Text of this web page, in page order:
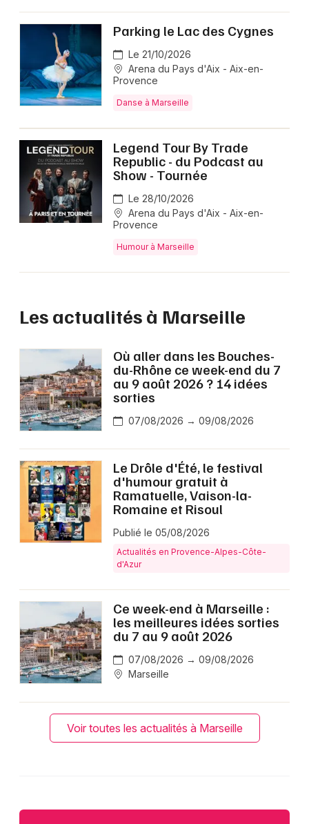
Parking le Lac des Cygnes
Le 21/10/2026
Arena du Pays d'Aix - Aix-en-
Provence
Danse à Marseille
Legend Tour By Trade
Republic - du Podcast au
Show - Tournée
Le 28/10/2026
Arena du Pays d'Aix - Aix-en-
Provence
Humour à Marseille
Les actualités à Marseille
Où aller dans les Bouches-
du-Rhône ce week-end du 7
au 9 août 2026 ? 14 idées
sorties
07/08/2026 → 09/08/2026
Le Drôle d'Été, le festival
d'humour gratuit à
Ramatuelle, Vaison-la-
Romaine et Risoul
Publié le 05/08/2026
Actualités en Provence-Alpes-Côte-
d'Azur
Ce week-end à Marseille :
les meilleures idées sorties
du 7 au 9 août 2026
07/08/2026 → 09/08/2026
Marseille
Voir toutes les actualités à Marseille